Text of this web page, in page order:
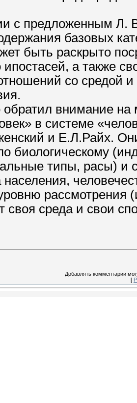
с предложенным Л.
базовых
быть раскрыто
ипостасей, а также
со средой
внимание на
в системе
и Е.Л.Райх.
биологическому
типы, расы) и
населения,
рассмотрения
своя среда и свои
Добавлять комментарии
[